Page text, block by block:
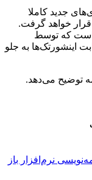
جدید کاملا
قرار خواهد گرفت.
است که توسط
اینشورتک‌ها به جلو
توضیح می‌دهد.
نرم‌افزار باز